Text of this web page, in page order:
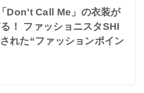
Don’t Call Me」の衣装が
！ ファッショニスタSHI
れた“ファッションポイン